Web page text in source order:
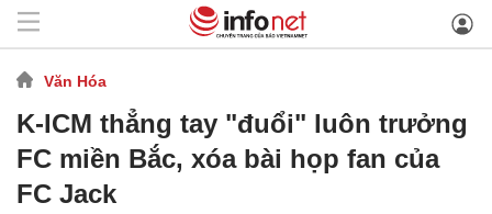
Văn Hóa
K-ICM thẳng tay "đuổi" luôn trưởng
FC miền Bắc, xóa bài họp fan của
FC Jack